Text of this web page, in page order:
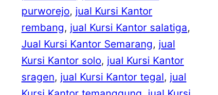
purworejo, jual Kursi Kantor
rembang, jual Kursi Kantor salatiga
Jual Kursi Kantor Semarang, jual
Kursi Kantor solo, jual Kursi Kantor
sragen, jual Kursi Kantor tegal, jual